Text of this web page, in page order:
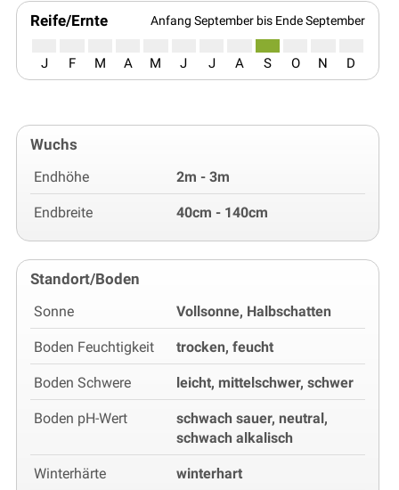
Reife/Ernte Anfang September bis Ende September
J F M A M J J A S O N D
Wuchs
Endhöhe 2m - 3m
Endbreite 40cm - 140cm
Standort/Boden
Sonne Vollsonne, Halbschatten
Boden Feuchtigkeit trocken, feucht
Boden Schwere leicht, mittelschwer, schwer
Boden pH-Wert
schwach sauer, neutral,
schwach alkalisch
Winterhärte winterhart